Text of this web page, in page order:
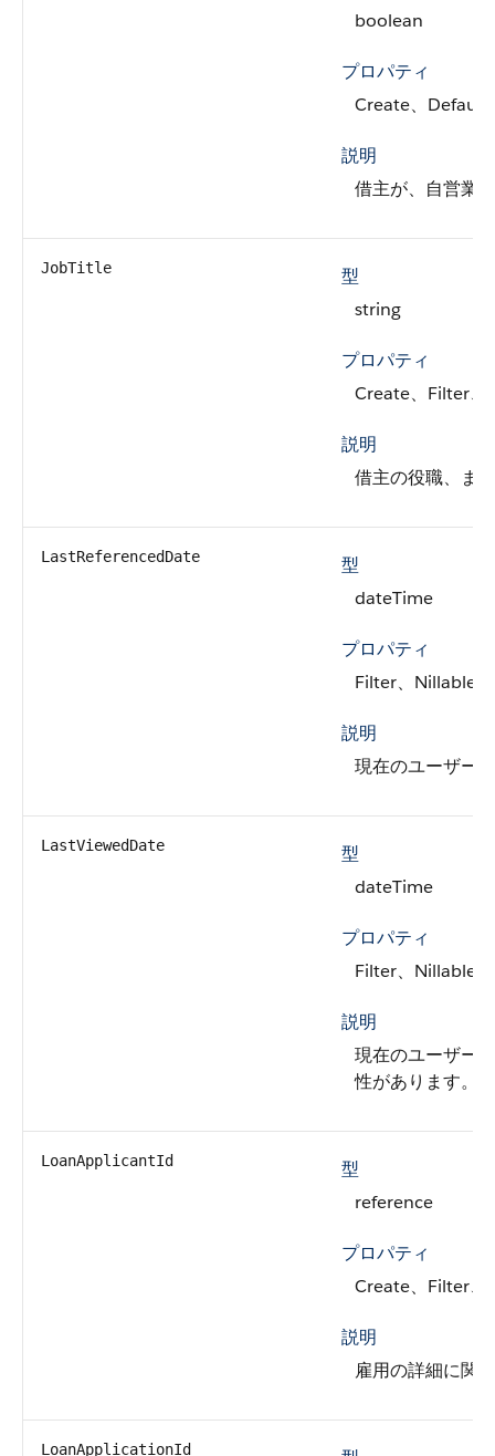
boolean
プロパティ
Create、
説明
借主が、自営業
JobTitle
型
string
プロパティ
Create、Filter
説明
借主の役職、ま
LastReferencedDate
型
dateTime
プロパティ
Filter、Nillable
説明
現在のユーザー
LastViewedDate
型
dateTime
プロパティ
Filter、Nillable
説明
現在のユーザー
性があります。
LoanApplicantId
型
reference
プロパティ
Create、Filter、
説明
雇用の詳細に関
LoanApplicationId